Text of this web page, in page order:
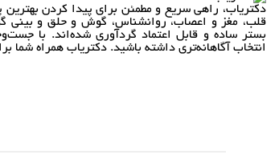
دکتریاب، راهی سریع و مطمئن برای پیدا کردن
قلب، مغز و اعصاب، روانشناس، گوش و حلق و بینی
بستر ساده و قابل اعتماد گردآوری شده‌اند. با
انتخاب آگاهانه‌تری داشته باشید. دکتریاب همراه شما